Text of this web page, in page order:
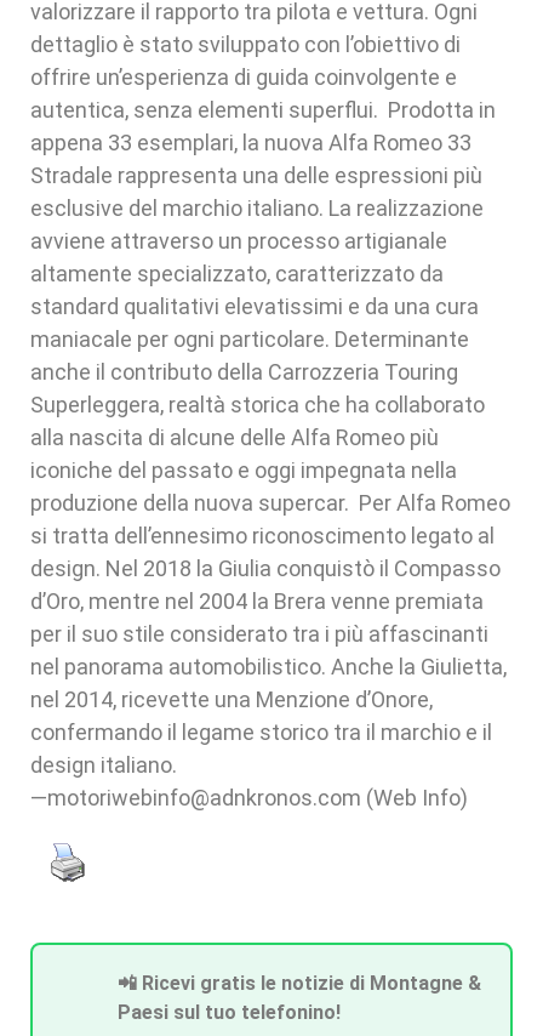
valorizzare il rapporto tra pilota e vettura. Ogni
dettaglio è stato sviluppato con l’obiettivo di
offrire un’esperienza di guida coinvolgente e
autentica, senza elementi superflui. Prodotta in
appena 33 esemplari, la nuova Alfa Romeo 33
Stradale rappresenta una delle espressioni più
esclusive del marchio italiano. La realizzazione
avviene attraverso un processo artigianale
altamente specializzato, caratterizzato da
standard qualitativi elevatissimi e da una cura
maniacale per ogni particolare. Determinante
anche il contributo della Carrozzeria Touring
Superleggera, realtà storica che ha collaborato
alla nascita di alcune delle Alfa Romeo più
iconiche del passato e oggi impegnata nella
produzione della nuova supercar. Per Alfa Romeo
si tratta dell’ennesimo riconoscimento legato al
design. Nel 2018 la Giulia conquistò il Compasso
d’Oro, mentre nel 2004 la Brera venne premiata
per il suo stile considerato tra i più affascinanti
nel panorama automobilistico. Anche la Giulietta,
nel 2014, ricevette una Menzione d’Onore,
confermando il legame storico tra il marchio e il
design italiano.
—motoriwebinfo@adnkronos.com (Web Info)
📲 Ricevi gratis le notizie di Montagne &
Paesi sul tuo telefonino!